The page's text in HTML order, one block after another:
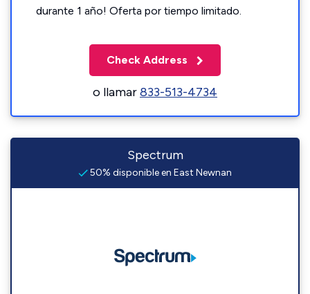
durante 1 año! Oferta por tiempo limitado.
Check Address
o llamar833-513-4734
Spectrum
50% disponible en East Newnan